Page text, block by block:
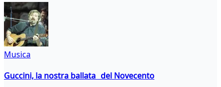
Musica
Guccini, la nostra ballata del Novecento